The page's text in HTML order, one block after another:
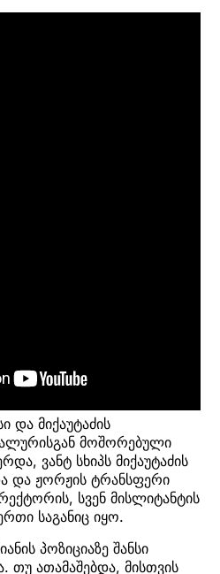
და მიქაუტაძის
მოშორებული
ვანტ სხიპს მიქაუტაძის
და ჟორჟის ტრანსფერი
სვენ მისლიტანტის
საგანიც იყო.
პოზიციაზე შანსი
თუ ათამაშებდა, მისთვის